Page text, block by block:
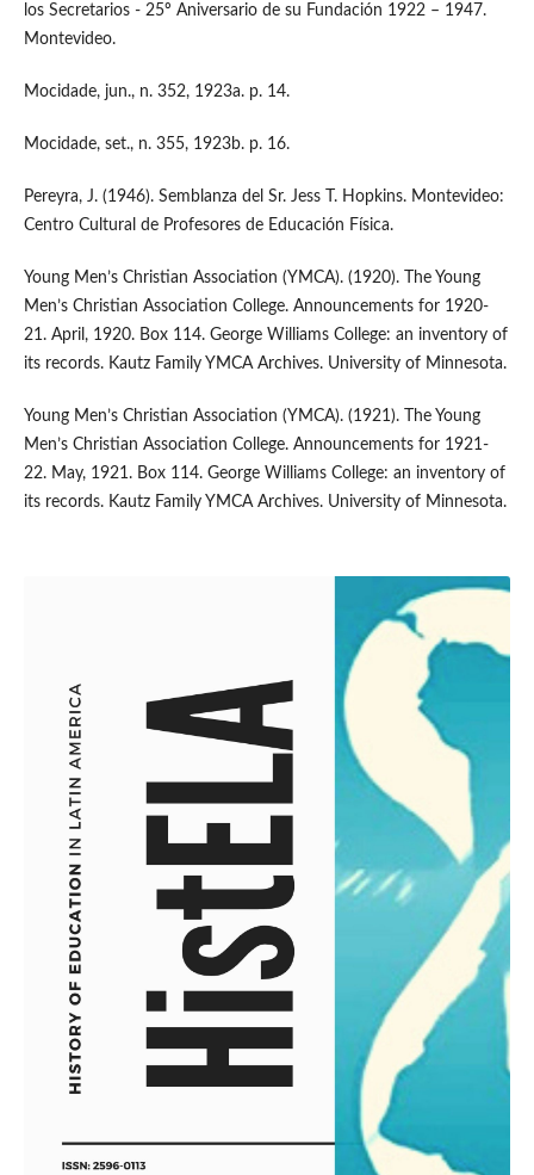
los Secretarios - 25º Aniversario de su Fundación 1922 – 1947.
Montevideo.
Mocidade, jun., n. 352, 1923a. p. 14.
Mocidade, set., n. 355, 1923b. p. 16.
Pereyra, J. (1946). Semblanza del Sr. Jess T. Hopkins. Montevideo:
Centro Cultural de Profesores de Educación Física.
Young Men’s Christian Association (YMCA). (1920). The Young
Men’s Christian Association College. Announcements for 1920-
21. April, 1920. Box 114. George Williams College: an inventory of
its records. Kautz Family YMCA Archives. University of Minnesota.
Young Men’s Christian Association (YMCA). (1921). The Young
Men’s Christian Association College. Announcements for 1921-
22. May, 1921. Box 114. George Williams College: an inventory of
its records. Kautz Family YMCA Archives. University of Minnesota.